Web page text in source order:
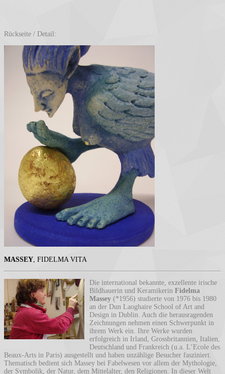
Rückseite / Detail:
MASSEY , FIDELMA VITA
Die international bekannte, exzellente irische
Bildhauerin und Keramikerin Fidelma
Massey (*1956) studierte von 1976 bis 1980
an der Dun Laoghaire School of Art and
Design in Dublin. Auch die herausragenden
Zeichnungen nehmen einen Schwerpunkt in
ihrem Werk ein. Ihre Werke wurden
erfolgreich in Irland, Grossbritannien, Italien,
Deutschland und Frankreich (u.a. L’Ecole des
Beaux-Arts in Paris) ausgestellt und haben unzählige Besucher fasziniert.
Thematisch bedient sich Massey bei Fabelwesen vor allem der Mythologie,
der Symbolik, der Natur, dem Mittelalter, den Religionen. In dieser Welt